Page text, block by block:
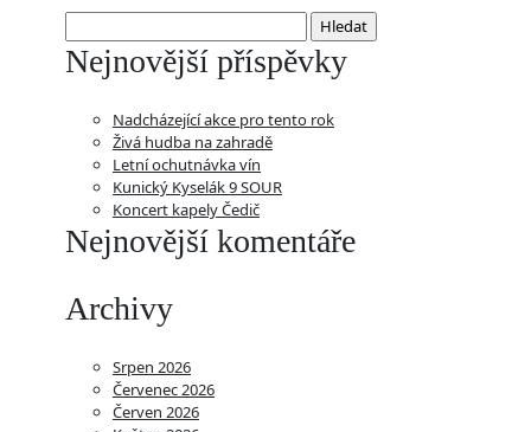
Nejnovější příspěvky
Nadcházející akce pro tento rok
Živá hudba na zahradě
Letní ochutnávka vín
Kunický Kyselák 9 SOUR
Koncert kapely Čedič
Nejnovější komentáře
Archivy
Srpen 2026
Červenec 2026
Červen 2026